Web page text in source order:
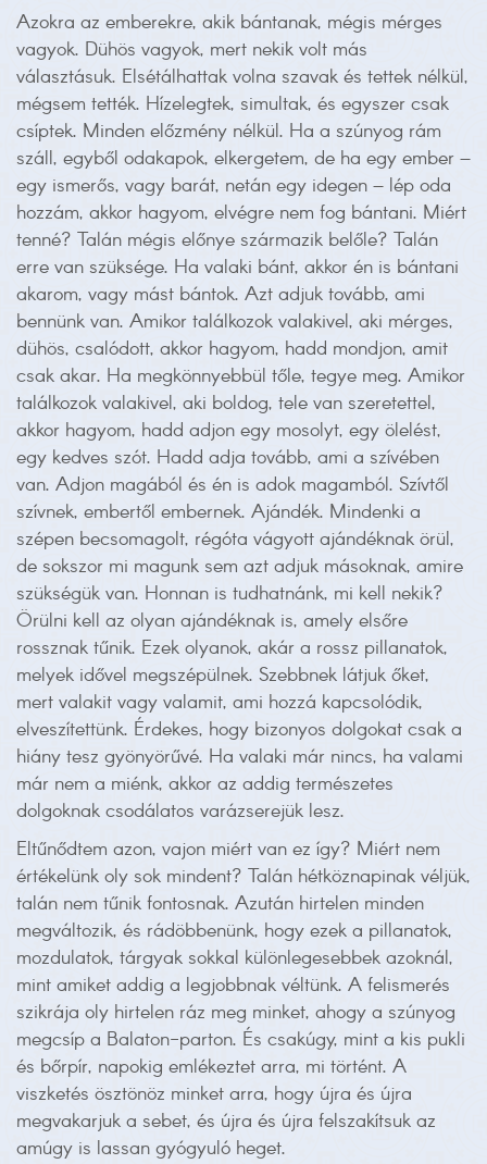
Azokra az emberekre, akik bántanak, mégis mérges
vagyok. Dühös vagyok, mert nekik volt más
választásuk. Elsétálhattak volna szavak és tettek nélkül,
mégsem tették. Hízelegtek, simultak, és egyszer csak
csíptek. Minden előzmény nélkül. Ha a szúnyog rám
száll, egyből odakapok, elkergetem, de ha egy ember –
egy ismerős, vagy barát, netán egy idegen – lép oda
hozzám, akkor hagyom, elvégre nem fog bántani. Miért
tenné? Talán mégis előnye származik belőle? Talán
erre van szüksége. Ha valaki bánt, akkor én is bántani
akarom, vagy mást bántok. Azt adjuk tovább, ami
bennünk van. Amikor találkozok valakivel, aki mérges,
dühös, csalódott, akkor hagyom, hadd mondjon, amit
csak akar. Ha megkönnyebbül tőle, tegye meg. Amikor
találkozok valakivel, aki boldog, tele van szeretettel,
akkor hagyom, hadd adjon egy mosolyt, egy ölelést,
egy kedves szót. Hadd adja tovább, ami a szívében
van. Adjon magából és én is adok magamból. Szívtől
szívnek, embertől embernek. Ajándék. Mindenki a
szépen becsomagolt, régóta vágyott ajándéknak örül,
de sokszor mi magunk sem azt adjuk másoknak, amire
szükségük van. Honnan is tudhatnánk, mi kell nekik?
Örülni kell az olyan ajándéknak is, amely elsőre
rossznak tűnik. Ezek olyanok, akár a rossz pillanatok,
melyek idővel megszépülnek. Szebbnek látjuk őket,
mert valakit vagy valamit, ami hozzá kapcsolódik,
elveszítettünk. Érdekes, hogy bizonyos dolgokat csak a
hiány tesz gyönyörűvé. Ha valaki már nincs, ha valami
már nem a miénk, akkor az addig természetes
dolgoknak csodálatos varázserejük lesz.
Eltűnődtem azon, vajon miért van ez így? Miért nem
értékelünk oly sok mindent? Talán hétköznapinak véljük,
talán nem tűnik fontosnak. Azután hirtelen minden
megváltozik, és rádöbbenünk, hogy ezek a pillanatok,
mozdulatok, tárgyak sokkal különlegesebbek azoknál,
mint amiket addig a legjobbnak véltünk. A felismerés
szikrája oly hirtelen ráz meg minket, ahogy a szúnyog
megcsíp a Balaton-parton. És csakúgy, mint a kis pukli
és bőrpír, napokig emlékeztet arra, mi történt. A
viszketés ösztönöz minket arra, hogy újra és újra
megvakarjuk a sebet, és újra és újra felszakítsuk az
amúgy is lassan gyógyuló heget.